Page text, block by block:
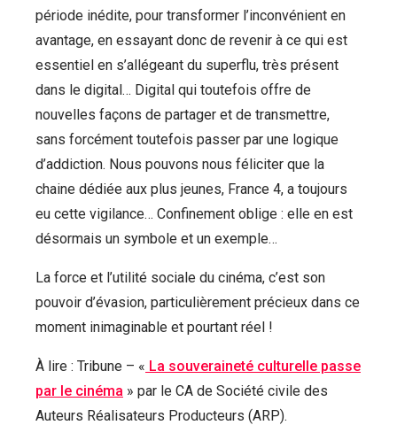
période inédite, pour transformer l’inconvénient en
avantage, en essayant donc de revenir à ce qui est
essentiel en s’allégeant du superflu, très présent
dans le digital… Digital qui toutefois offre de
nouvelles façons de partager et de transmettre,
sans forcément toutefois passer par une logique
d’addiction. Nous pouvons nous féliciter que la
chaine dédiée aux plus jeunes, France 4, a toujours
eu cette vigilance… Confinement oblige : elle en est
désormais un symbole et un exemple…
La force et l’utilité sociale du cinéma, c’est son
pouvoir d’évasion, particulièrement précieux dans ce
moment inimaginable et pourtant réel !
À lire : Tribune – « La souveraineté culturelle passe
par le cinéma » par le CA de Société civile des
Auteurs Réalisateurs Producteurs (ARP).